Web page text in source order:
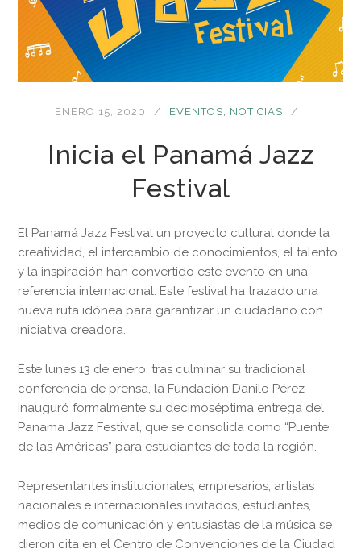
ENERO 15, 2020 EVENTOS NOTICIAS
Inicia el Panamá Jazz
Festival
El Panamá Jazz Festival un proyecto cultural donde la
creatividad, el intercambio de conocimientos, el talento
y la inspiración han convertido este evento en una
referencia internacional. Este festival ha trazado una
nueva ruta idónea para garantizar un ciudadano con
iniciativa creadora.
Este lunes 13 de enero, tras culminar su tradicional
conferencia de prensa, la Fundación Danilo Pérez
inauguró formalmente su decimoséptima entrega del
Panama Jazz Festival, que se consolida como “Puente
de las Américas” para estudiantes de toda la región.
Representantes institucionales, empresarios, artistas
nacionales e internacionales invitados, estudiantes,
medios de comunicación y entusiastas de la música se
dieron cita en el Centro de Convenciones de la Ciudad